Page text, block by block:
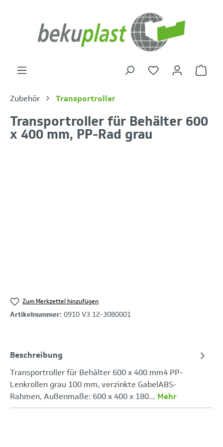
Zubehör Transportroller
Transportroller für Behälter 600
x 400 mm, PP-Rad grau
Zum Merkzettel hinzufügen
Artikelnummer: 0910 V3 12-3080001
Beschreibung
Transportroller für Behälter 600 x 400 mm4 PP-
Lenkrollen grau 100 mm, verzinkte GabelABS-
Rahmen, Außenmaße: 600 x 400 x 180… Mehr